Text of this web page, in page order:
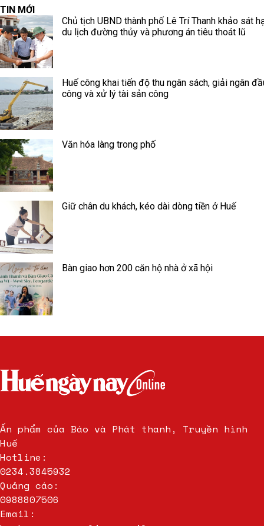
TIN MỚI
Chủ tịch UBND thành phố Lê Trí Thanh khảo sát
du lịch đường thủy và phương án tiêu thoát lũ
Huế công khai tiến độ thu ngân sách, giải ngân
công và xử lý tài sản công
Văn hóa làng trong phố
Giữ chân du khách, kéo dài dòng tiền ở Huế
Bàn giao hơn 200 căn hộ nhà ở xã hội
Ấn phẩm của Báo và Phát thanh, Truyền hình
Huế
Hotline:
0234.3845932
Quảng cáo:
0988807506
Email: